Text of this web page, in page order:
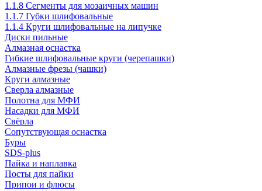
1.1.8 Сегменты для мозаичных машин
1.1.7 Губки шлифовальные
1.1.4 Круги шлифовальные на липучке
Диски пильные
Алмазная оснастка
Гибкие шлифовальные круги (черепашки)
Алмазные фрезы (чашки)
Круги алмазные
Сверла алмазные
Полотна для МФИ
Насадки для МФИ
Свёрла
Сопутствующая оснастка
Буры
SDS-plus
Пайка и наплавка
Посты для пайки
Припои и флюсы